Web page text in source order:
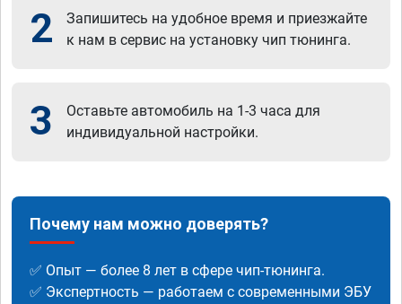
2
Запишитесь на удобное время и приезжайте
к нам в сервис на установку чип тюнинга.
3
Оставьте автомобиль на 1-3 часа для
индивидуальной настройки.
Почему нам можно доверять?
✅ Опыт — более 8 лет в сфере чип-тюнинга.
✅ Экспертность — работаем с современными ЭБУ